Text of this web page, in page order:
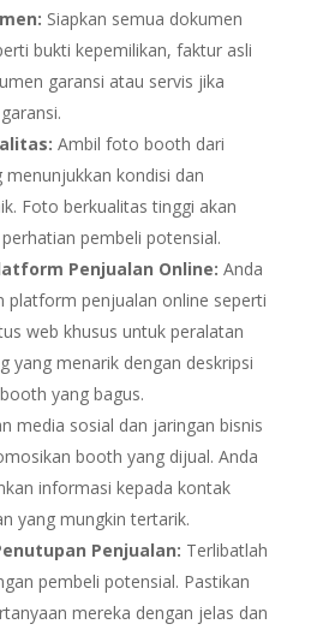
Siapkan semua dokumen
bukti kepemilikan, faktur asli
garansi atau servis jika
Ambil foto booth dari
kondisi dan
Foto berkualitas tinggi akan
pembeli potensial.
Penjualan Online: Anda
platform penjualan online seperti
web khusus untuk peralatan
yang menarik dengan deskripsi
yang bagus.
media sosial dan jaringan bisnis
booth yang dijual. Anda
informasi kepada kontak
yang mungkin tertarik.
Penjualan: Terlibatlah
pembeli potensial. Pastikan
mereka dengan jelas dan